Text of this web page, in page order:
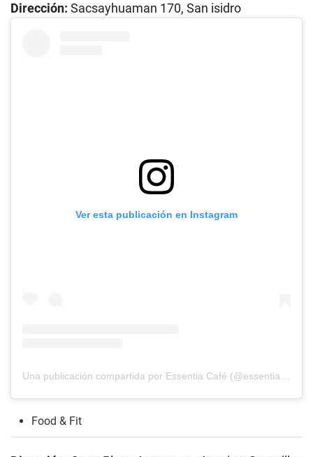
Dirección: Sacsayhuaman 170, San isidro
Ver esta publicación en Instagram
Food & Fit